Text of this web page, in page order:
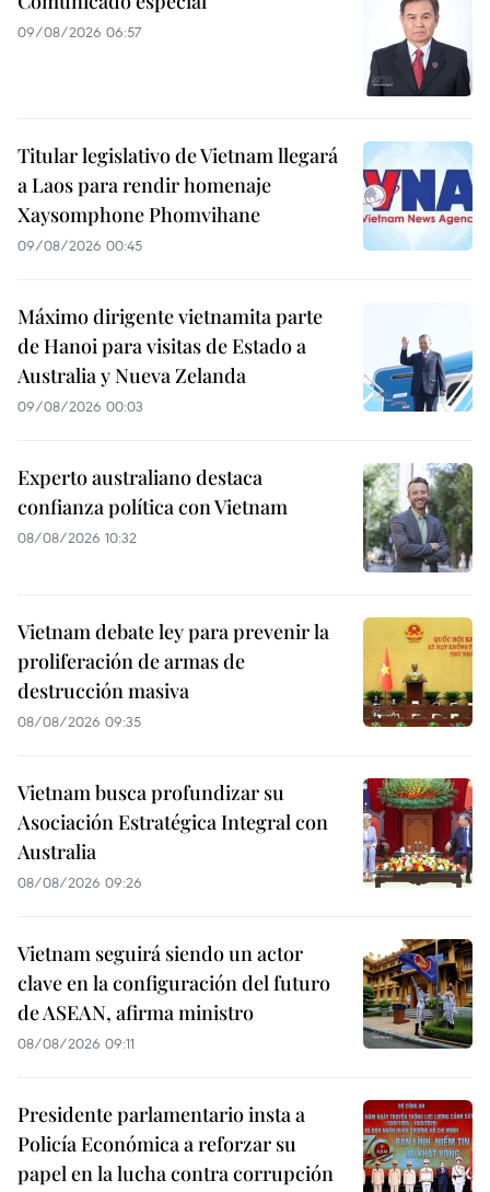
09/08/2026 06:57
Titular legislativo de Vietnam llegará
a Laos para rendir homenaje
Xaysomphone Phomvihane
09/08/2026 00:45
Máximo dirigente vietnamita parte
de Hanoi para visitas de Estado a
Australia y Nueva Zelanda
09/08/2026 00:03
Experto australiano destaca
confianza política con Vietnam
08/08/2026 10:32
Vietnam debate ley para prevenir la
proliferación de armas de
destrucción masiva
08/08/2026 09:35
Vietnam busca profundizar su
Asociación Estratégica Integral con
Australia
08/08/2026 09:26
Vietnam seguirá siendo un actor
clave en la configuración del futuro
de ASEAN, afirma ministro
08/08/2026 09:11
Presidente parlamentario insta a
Policía Económica a reforzar su
papel en la lucha contra corrupción